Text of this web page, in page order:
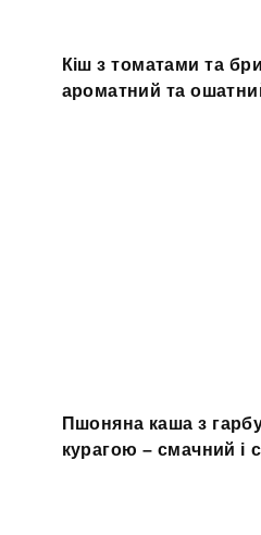
Кіш з томатами та
ароматний та
Пшоняна каша з
курагою – смачний і